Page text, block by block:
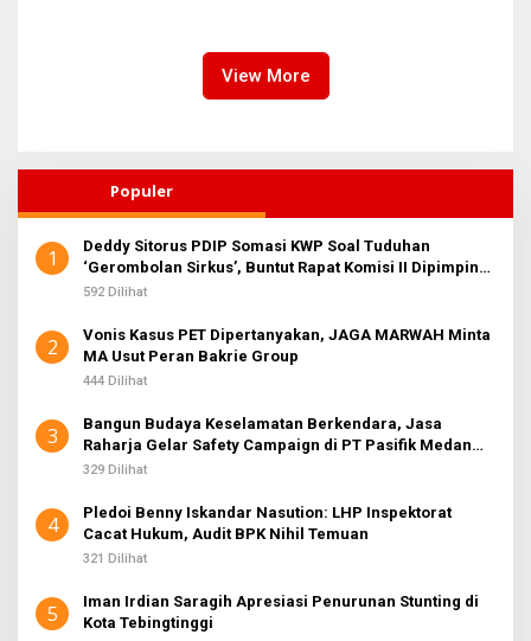
View More
Populer
1
Deddy Sitorus PDIP Somasi KWP Soal Tuduhan
‘Gerombolan Sirkus’, Buntut Rapat Komisi II Dipimpin
Sufmi Dasco Ahmad
592 Dilihat
2
Vonis Kasus PET Dipertanyakan, JAGA MARWAH Minta
MA Usut Peran Bakrie Group
444 Dilihat
3
Bangun Budaya Keselamatan Berkendara, Jasa
Raharja Gelar Safety Campaign di PT Pasifik Medan
Industri
329 Dilihat
4
Pledoi Benny Iskandar Nasution: LHP Inspektorat
Cacat Hukum, Audit BPK Nihil Temuan
321 Dilihat
5
Iman Irdian Saragih Apresiasi Penurunan Stunting di
Kota Tebingtinggi